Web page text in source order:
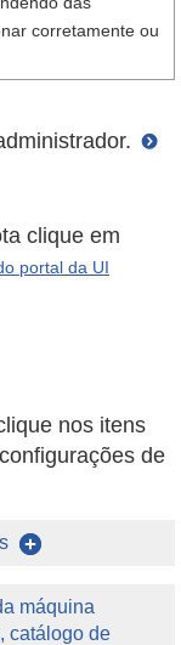
corretamente ou
clique em
portal da UI
nos itens
de
máquina
catálogo de